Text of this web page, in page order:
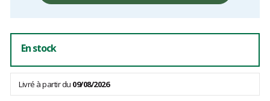
En stock
Livré à partir du 09/08/2026